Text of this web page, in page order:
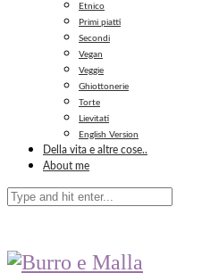
Etnico
Primi piatti
Secondi
Vegan
Veggie
Ghiottonerie
Torte
Lievitati
English Version
Della vita e altre cose..
About me